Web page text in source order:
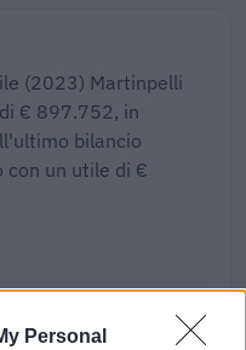
Personal
(2023) Martinpelli
€ 897.752, in
bilancio
con un utile di €
Δ% UTILE/